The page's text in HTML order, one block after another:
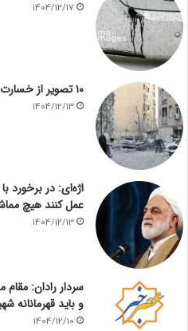
1404/12/17
۱۰ تصویر از خسارت حمله هوایی به خیابان‌های تهران
1404/12/13
اژه‌ای: در برخورد
عمل کنند هیچ
1404/12/13
سردار رادان:
و باید قهرمانانه
1404/12/10